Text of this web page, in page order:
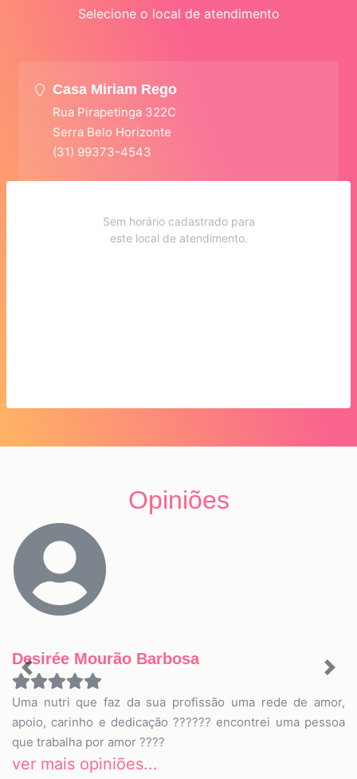
Selecione o local de atendimento
Casa Miriam Rego
Rua Pirapetinga 322C
Serra Belo Horizonte
(31) 99373-4543
Sem horário cadastrado para
este local de atendimento.
Opiniões
Desirée Mourão Barbosa
Uma nutri que faz da sua profissão uma rede de amor,
apoio, carinho e dedicação ?????? encontrei uma pessoa
que trabalha por amor ????
ver mais opiniões...
Previous Next